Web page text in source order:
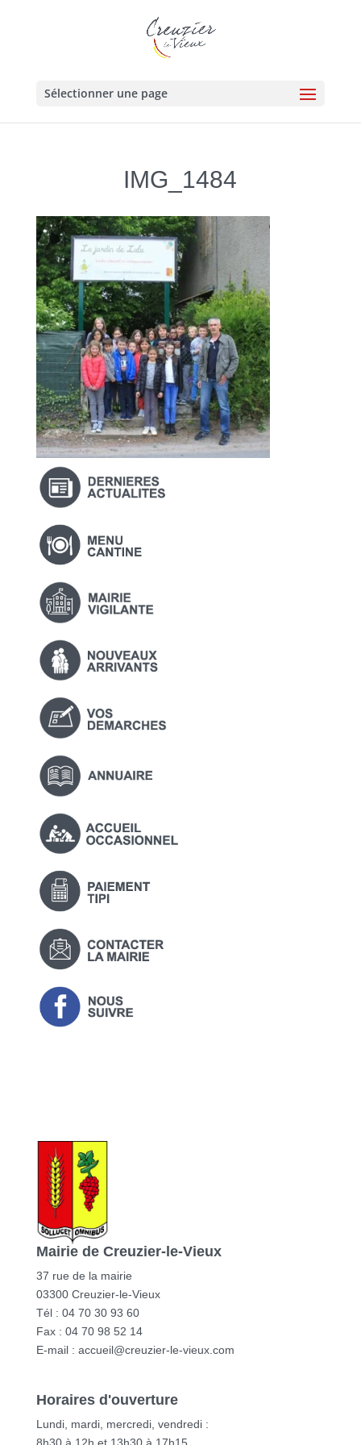
Sélectionner une page
IMG_1484
Mairie de Creuzier-le-Vieux
37 rue de la mairie
03300 Creuzier-le-Vieux
Tél : 04 70 30 93 60
Fax : 04 70 98 52 14
E-mail : accueil@creuzier-le-vieux.com
Horaires d'ouverture
Lundi, mardi, mercredi, vendredi :
8h30 à 12h et 13h30 à 17h15